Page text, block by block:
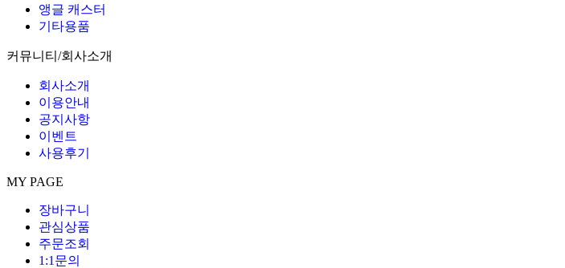
앵글 캐스터
기타용품
커뮤니티/회사소개
회사소개
이용안내
공지사항
이벤트
사용후기
MY PAGE
장바구니
관심상품
주문조회
1:1문의